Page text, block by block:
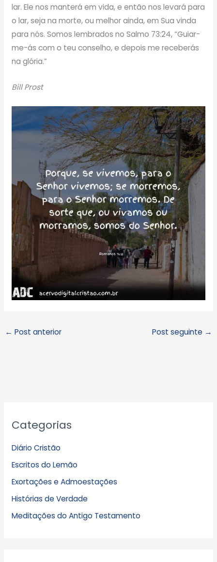
lar. Ele nos manterá em vida, e então nos levará para
o lar, seja na morte, ou melhor ainda, em Sua vinda
para nós. Somos lembrados no Salmo 73:24, “Guiar-
me-ás com o teu conselho, e depois me receberás
na glória.”
Bill Prost
← Post anterior Post seguinte →
Categorias
Diário Cristão
Escritos do Lemão
Exortações e Admoestações
Histórias de Verdade
Meditações do Antigo Testamento
r
i
v
o
s